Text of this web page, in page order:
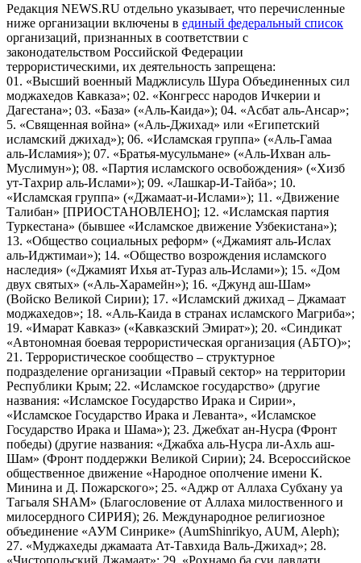
Редакция NEWS.RU отдельно указывает, что перечисленные
ниже организации включены в единый федеральный список
организаций, признанных в соответствии с
законодательством Российской Федерации
террористическими, их деятельность запрещена:
01. «Высший военный Маджлисуль Шура Объединенных сил
моджахедов Кавказа»; 02. «Конгресс народов Ичкерии и
Дагестана»; 03. «База» («Аль-Каида»); 04. «Асбат аль-Ансар»;
5. «Священная война» («Аль-Джихад» или «Египетский
исламский джихад»); 06. «Исламская группа» («Аль-Гамаа
аль-Исламия»); 07. «Братья-мусульмане» («Аль-Ихван аль-
Муслимун»); 08. «Партия исламского освобождения» («Хизб
ут-Тахрир аль-Ислами»); 09. «Лашкар-И-Тайба»; 10.
«Исламская группа» («Джамаат-и-Ислами»); 11. «Движение
Талибан» [ПРИОСТАНОВЛЕНО]; 12. «Исламская партия
Туркестана» (бывшее «Исламское движение Узбекистана»);
13. «Общество социальных реформ» («Джамият аль-Ислах
аль-Иджтимаи»); 14. «Общество возрождения исламского
наследия» («Джамият Ихья ат-Тураз аль-Ислами»); 15. «Дом
двух святых» («Аль-Харамейн»); 16. «Джунд аш-Шам»
(Войско Великой Сирии); 17. «Исламский джихад – Джамаат
моджахедов»; 18. «Аль-Каида в странах исламского Магриба»;
19. «Имарат Кавказ» («Кавказский Эмират»); 20. «Синдикат
«Автономная боевая террористическая организация (АБТО)»;
21. Террористическое сообщество – структурное
подразделение организации «Правый сектор» на территории
Республики Крым; 22. «Исламское государство» (другие
названия: «Исламское Государство Ирака и Сирии»,
«Исламское Государство Ирака и Леванта», «Исламское
Государство Ирака и Шама»); 23. Джебхат ан-Нусра (Фронт
победы) (другие названия: «Джабха аль-Нусра ли-Ахль аш-
Шам» (Фронт поддержки Великой Сирии); 24. Всероссийское
общественное движение «Народное ополчение имени К.
Минина и Д. Пожарского»; 25. «Аджр от Аллаха Субхану уа
Тагьаля SHAM» (Благословение от Аллаха милоственного и
милосердного СИРИЯ); 26. Международное религиозное
объединение «АУМ Синрике» (AumShinrikyo, AUM, Aleph);
27. «Муджахеды джамаата Ат-Тавхида Валь-Джихад»; 28.
«Чистопольский Джамаат»; 29. «Рохнамо ба суи давлати